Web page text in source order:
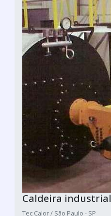
Caldeira industrial
Tec Calor / São Paulo - SP